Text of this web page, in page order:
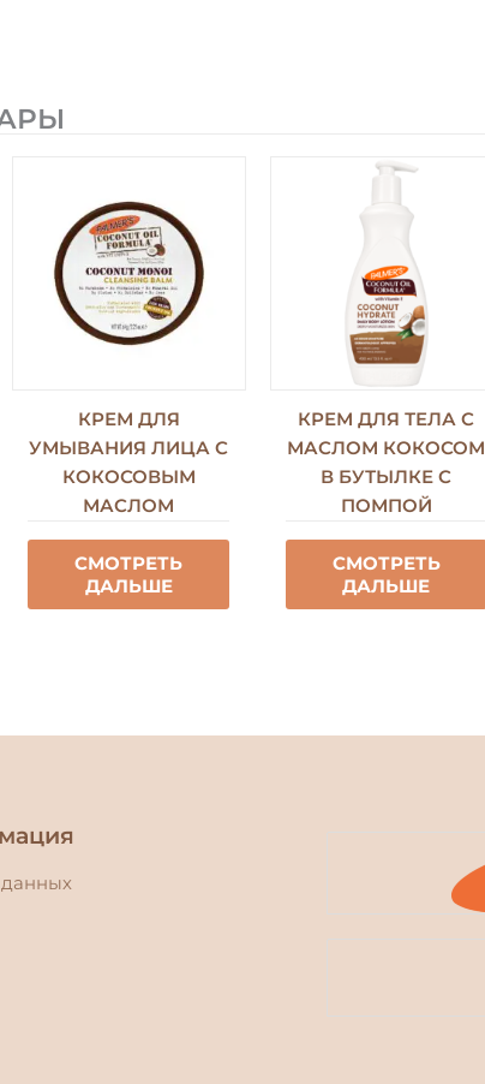
КРЕМ ДЛЯ
УМЫВАНИЯ ЛИЦА С
КОКОСОВЫМ
МАСЛОМ
СМОТРЕТЬ
ДАЛЬШЕ
КРЕМ ДЛЯ ТЕЛА С
МАСЛОМ КОКОСОМ
В БУТЫЛКЕ С
ПОМПОЙ
СМОТРЕТЬ
ДАЛЬШЕ